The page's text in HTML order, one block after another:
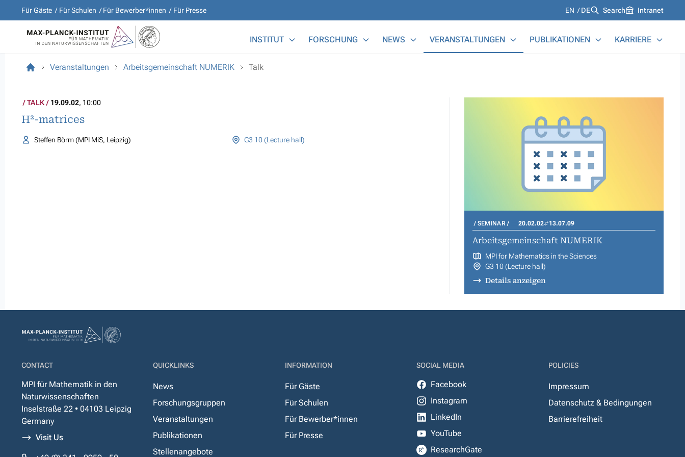
Für Gäste Für Schulen Für Bewerber*innen Für Presse Languages
EN DE Search Intranet
INSTITUT FORSCHUNG NEWS VERANSTALTUNGEN PUBLIKATIONEN KARRIERE
Veranstaltungen Arbeitsgemeinschaft NUMERIK Talk
TALK 19.09.02, 10:00
H²-matrices
Steffen Börm (MPI MiS, Leipzig) G3 10 (Lecture hall)
SEMINAR 20.02.02 13.07.09
Arbeitsgemeinschaft NUMERIK
MPI for Mathematics in the Sciences
G3 10 (Lecture hall)
Details anzeigen
CONTACT
MPI für Mathematik in den
Naturwissenschaften
Inselstraße 22 • 04103 Leipzig
Germany
Visit Us
QUICKLINKS
News
Forschungsgruppen
Veranstaltungen
Publikationen
Stellenangebote
INFORMATION
Für Gäste
Für Schulen
Für Bewerber*innen
Für Presse
SOCIAL MEDIA
Facebook
Instagram
LinkedIn
YouTube
ResearchGate
POLICIES
Impressum
Datenschutz & Bedingungen
Barrierefreiheit